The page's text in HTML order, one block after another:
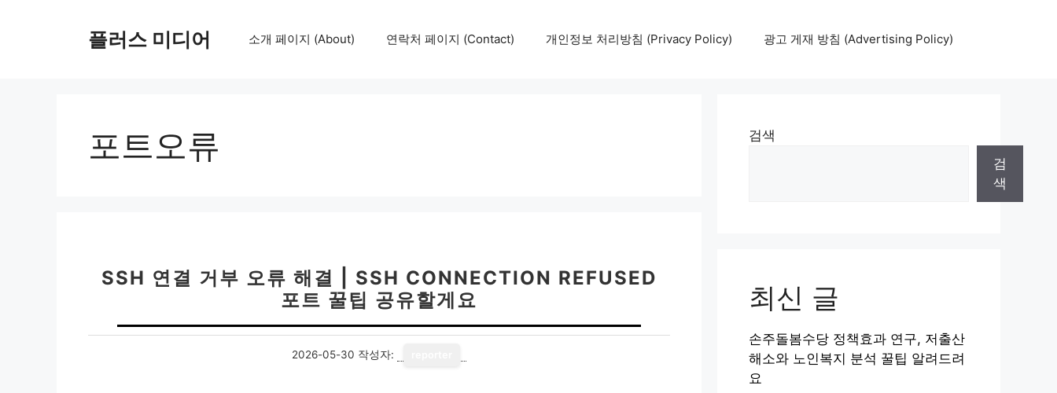
플러스 미디어 소개 페이지 (About) 연락처 페이지 (Contact) 개인정보 처리방침 (Privacy Policy) 광고 게재 방침 (Advertising Policy)
포트오류
SSH 연결 거부 오류 해결 | SSH CONNECTION REFUSED
포트 꿀팁 공유할게요
2026-05-30 작성자:
검색
검
색
최신 글
손주돌봄수당 정책효과 연구, 저출산
해소와 노인복지 분석 꿀팁 알려드려
요